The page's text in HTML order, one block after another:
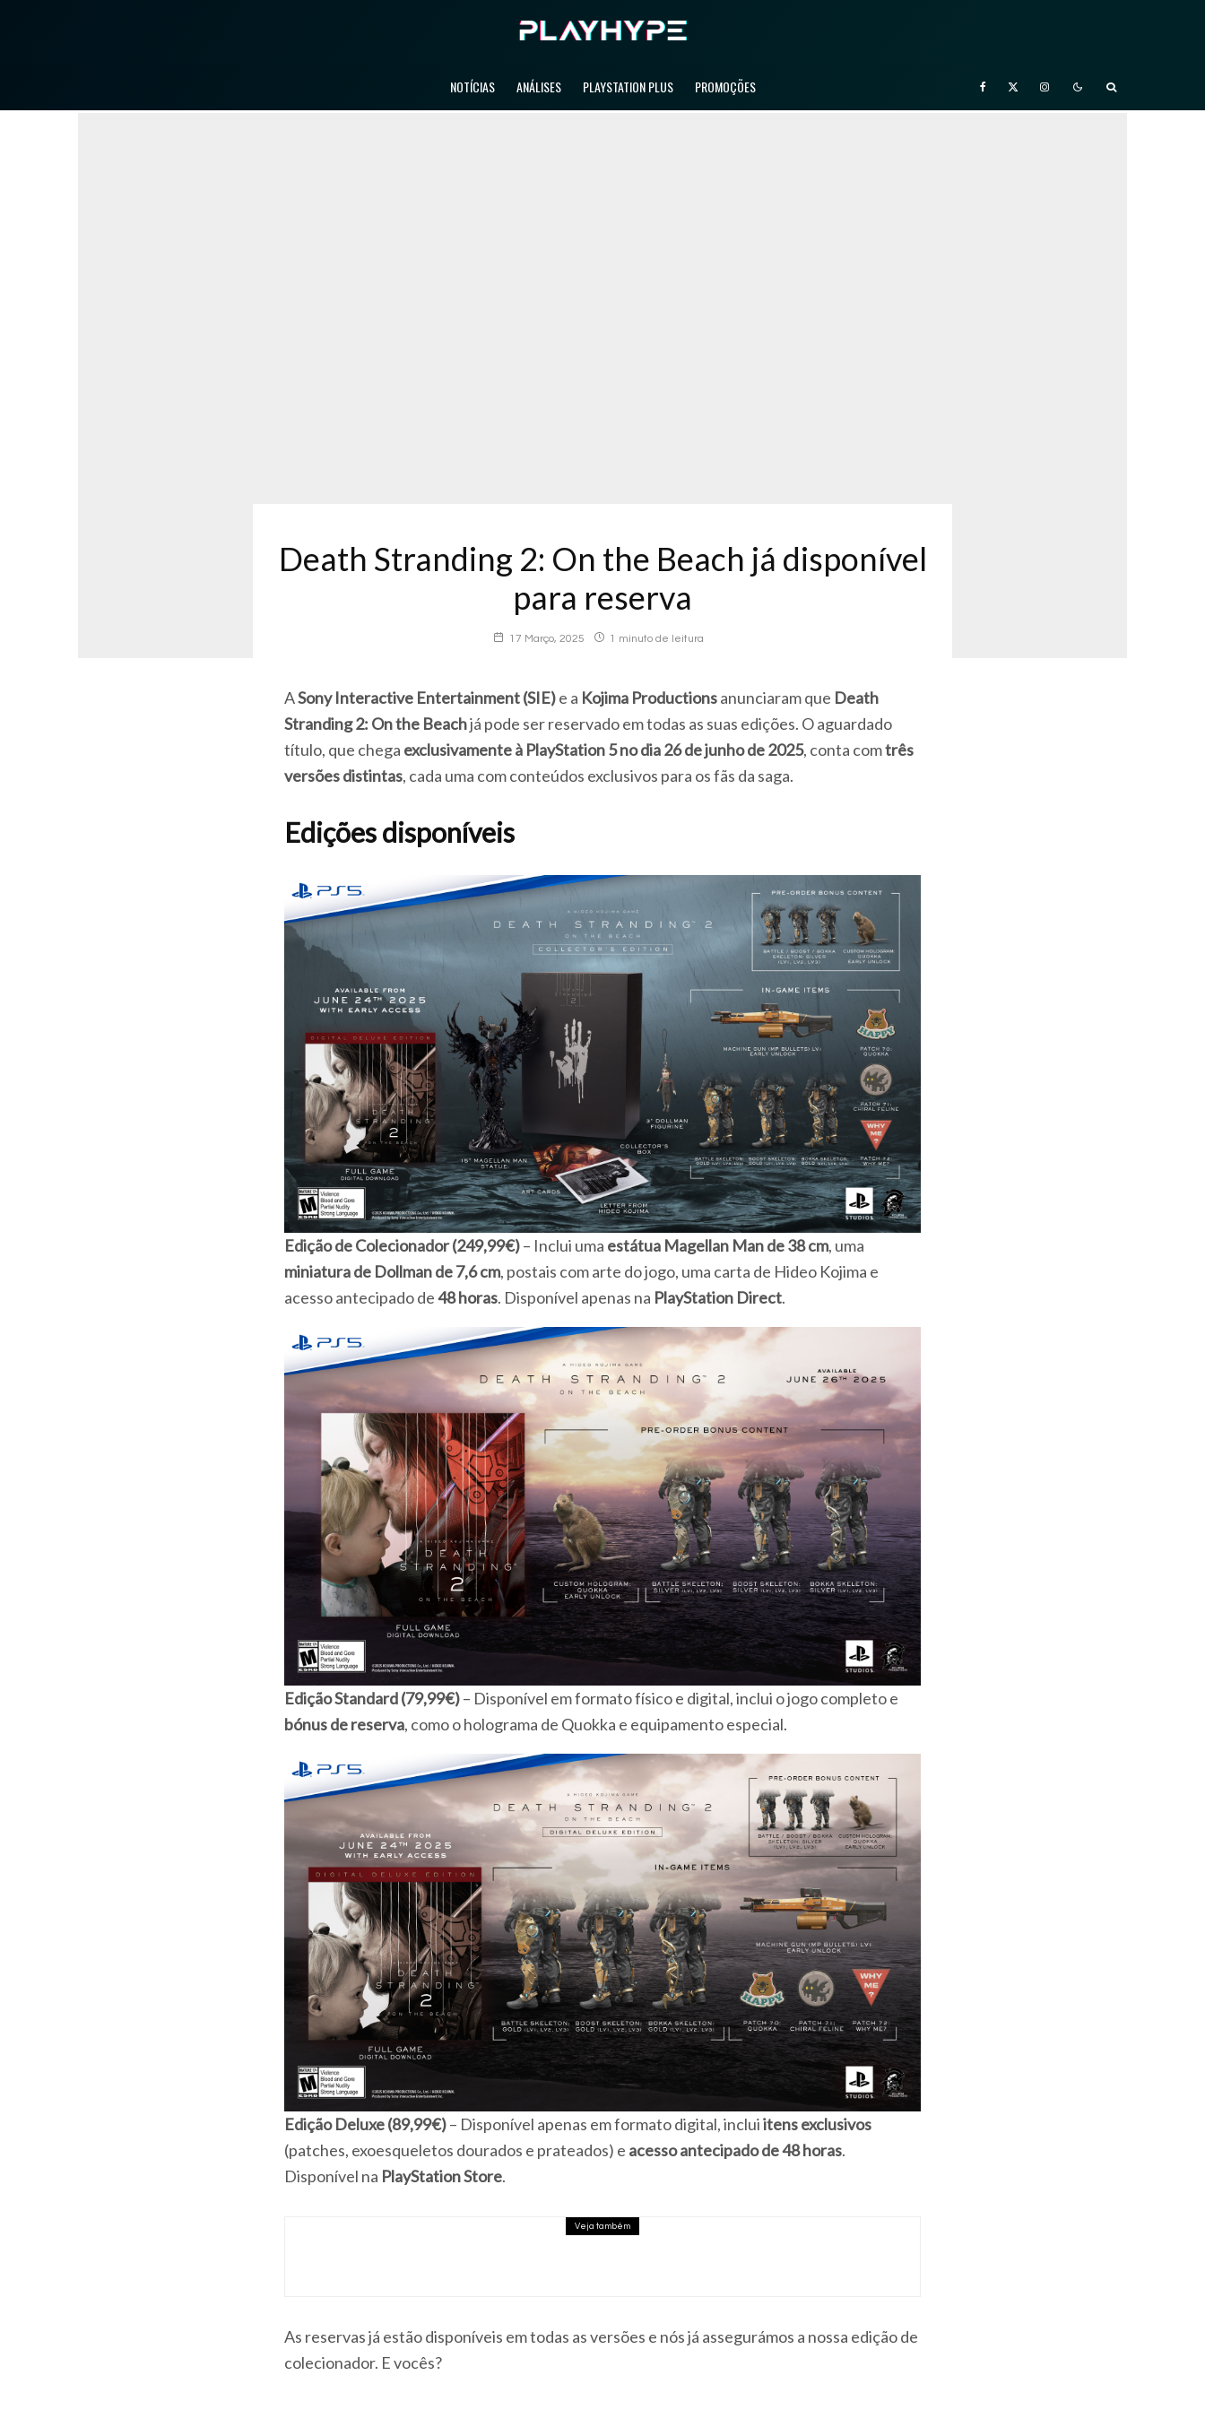
NOTÍCIAS ANÁLISES PLAYSTATION PLUS PROMOÇÕES
Death Stranding 2: On the Beach já disponível
para reserva
17 Março, 2025 1 minuto de leitura
ASony Interactive Entertainment (SIE)e a Kojima Productionsanunciaram que Death
Stranding 2: On the Beachjá pode ser reservado em todas as suas edições. O aguardado
título, que chega exclusivamente à PlayStation 5 no dia 26 de junho de 2025, conta comtrês
versões distintas, cada uma com conteúdos exclusivos para os fãs da saga.
Edições disponíveis
Edição de Colecionador (249,99€)– Inclui uma estátua Magellan Man de 38 cm, uma
miniatura de Dollman de 7,6 cm, postais com arte do jogo, uma carta de Hideo Kojima e
acesso antecipado de48 horas. Disponível apenas na PlayStation Direct.
Edição Standard (79,99€)– Disponível em formato físico e digital, inclui o jogo completo e
bónus de reserva, como o holograma de Quokka e equipamento especial.
Edição Deluxe (89,99€)– Disponível apenas em formato digital, incluiitens exclusivos
(patches, exoesqueletos dourados e prateados) e acesso antecipado de 48 horas.
Disponível na PlayStation Store.
Veja também
As reservas já estão disponíveis em todas as versões e nós já assegurámos a nossa edição de
colecionador. E vocês?